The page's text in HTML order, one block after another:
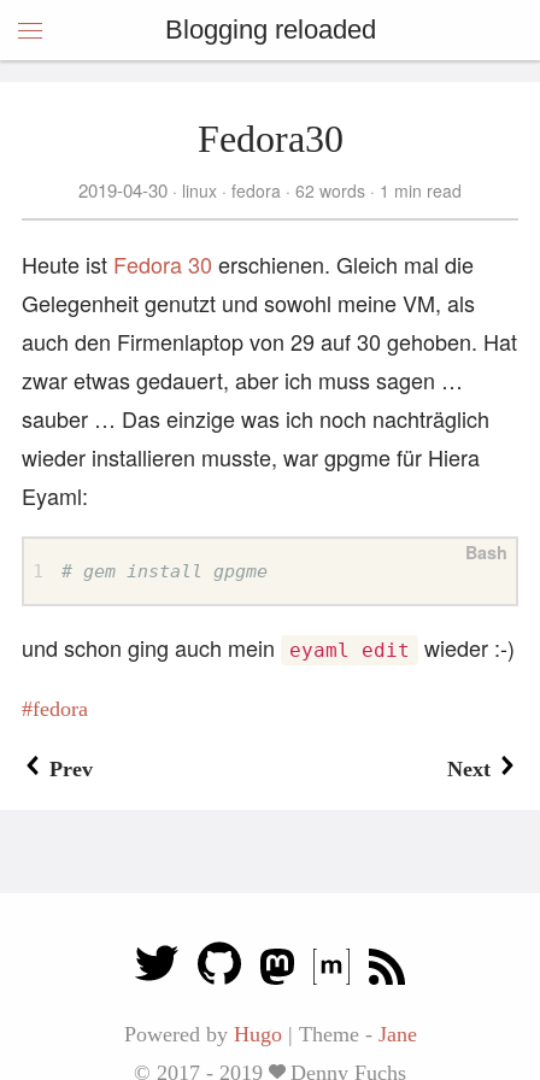
Blogging reloaded
Fedora30
2019-04-30 linux fedora 62 words 1 min read
Heute ist Fedora 30 erschienen. Gleich mal die
Gelegenheit genutzt und sowohl meine VM, als
auch den Firmenlaptop von 29 auf 30 gehoben. Hat
zwar etwas gedauert, aber ich muss sagen …
sauber … Das einzige was ich noch nachträglich
wieder installieren musste, war gpgme für Hiera
Eyaml:
# gem install gpgme
und schon ging auch mein eyaml edit wieder :-)
fedora
Prev Next
Powered by Hugo | Theme - Jane
© 2017 - 2019
Denny Fuchs